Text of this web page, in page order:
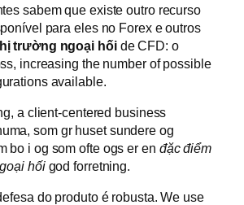
sabem que existe outro recurso
para eles no Forex e outros
trường ngoại hốide CFD: o
increasing the number of possible
available.
a client-centered business
som gr huset sundere og
bo i og som ofte ogs er en đặc điểm
hốigod forretning.
do produto é robusta. We use